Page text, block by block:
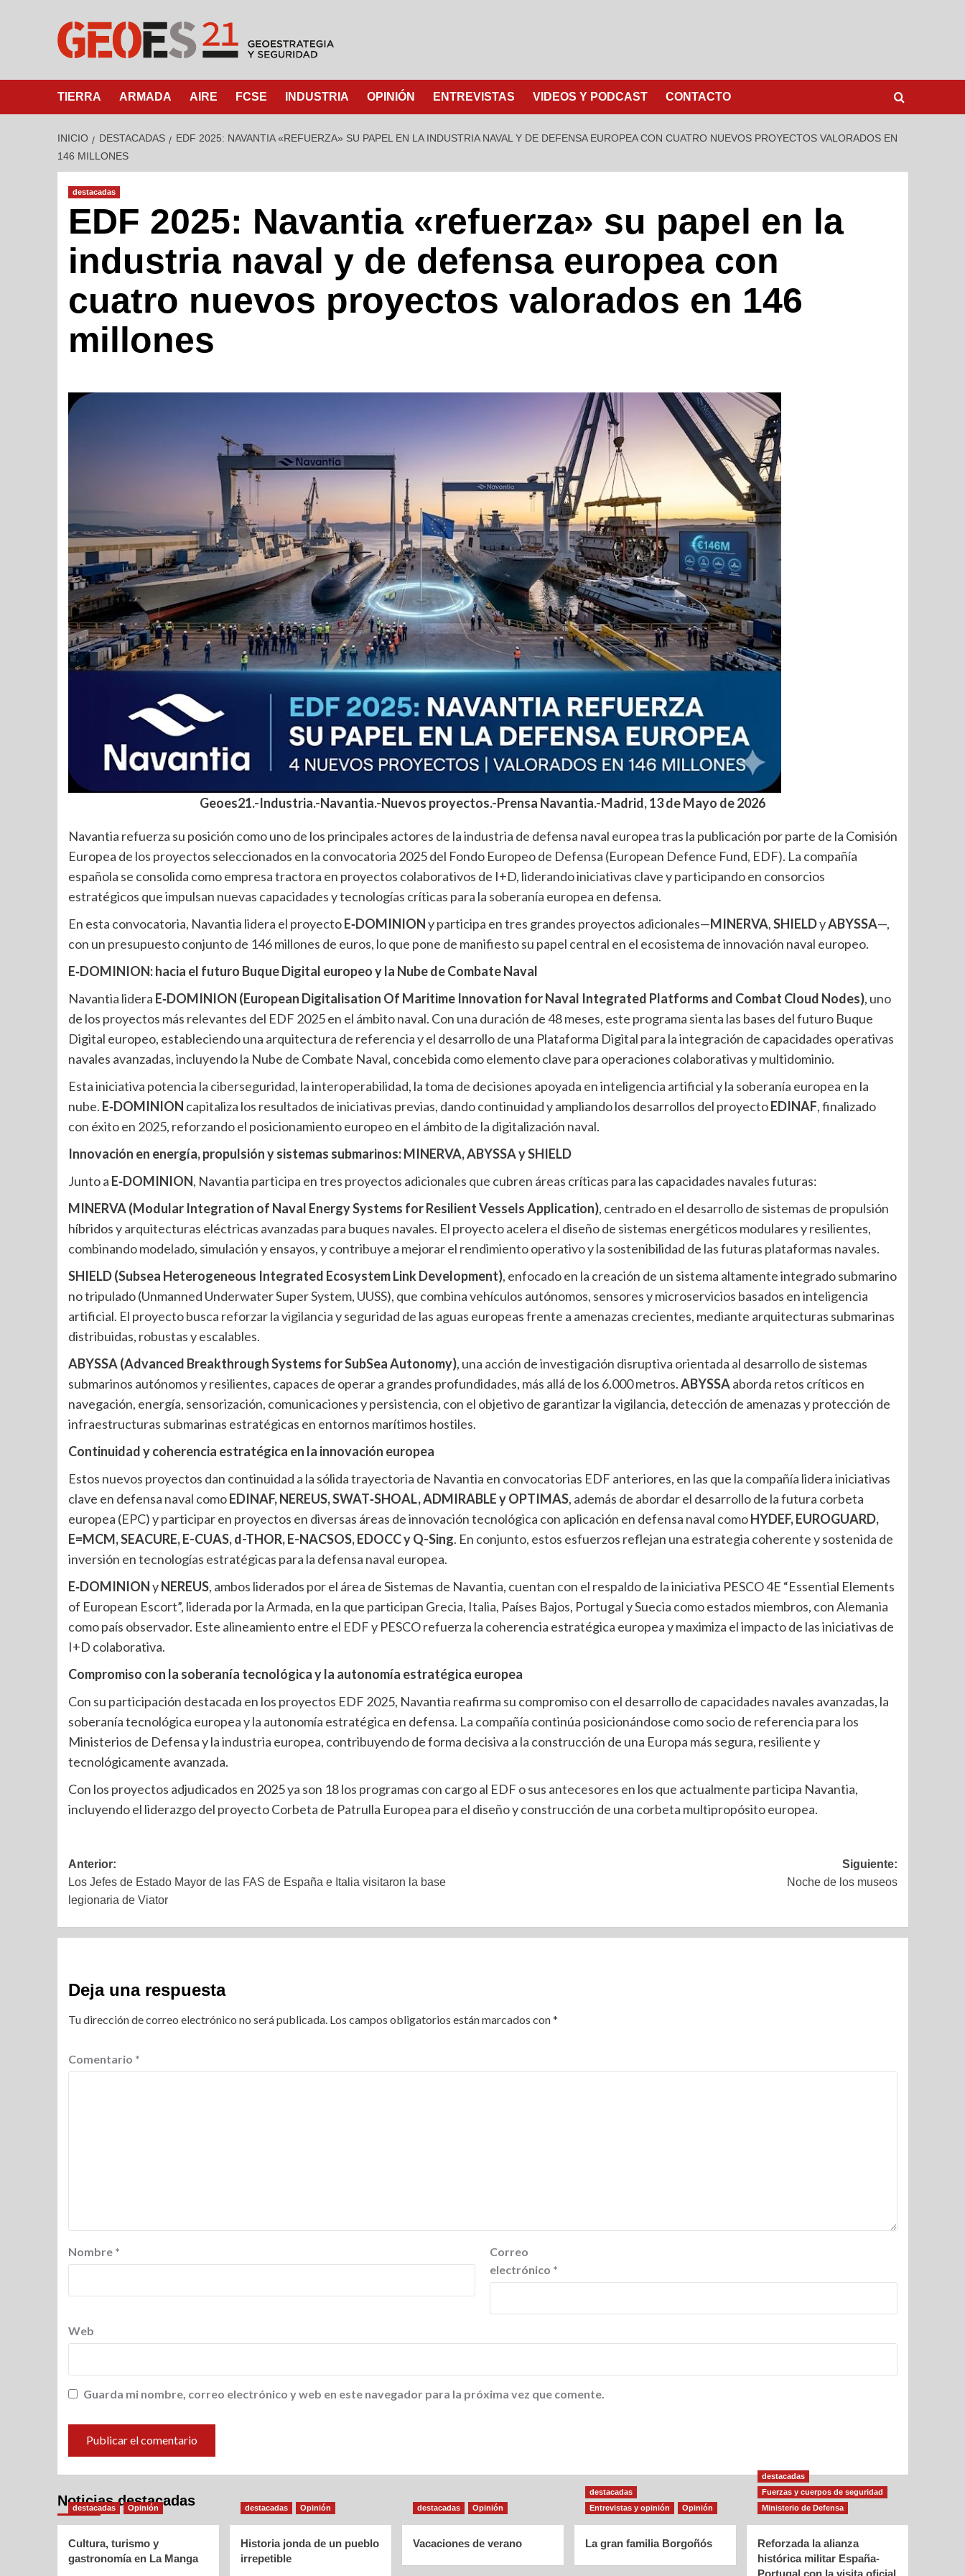
TIERRA ARMADA AIRE FCSE INDUSTRIA OPINIÓN ENTREVISTAS VIDEOS Y PODCAST CONTACTO
INICIO DESTACADAS
EDF 2025: NAVANTIA «REFUERZA» SU PAPEL EN LA INDUSTRIA NAVAL Y DE DEFENSA EUROPEA CON CUATRO NUEVOS PROYECTOS VALORADOS EN
146 MILLONES
destacadas
EDF 2025: Navantia «refuerza» su papel en la
industria naval y de defensa europea con
cuatro nuevos proyectos valorados en 146
millones
Geoes21.-Industria.-Navantia.-Nuevos proyectos.-Prensa Navantia.-Madrid, 13 de Mayo de 2026
Navantia refuerza su posición como uno de los principales actores de la industria de defensa naval europea tras la publicación por parte de la Comisión
Europea de los proyectos seleccionados en la convocatoria 2025 del Fondo Europeo de Defensa (European Defence Fund, EDF). La compañía
española se consolida como empresa tractora en proyectos colaborativos de I+D, liderando iniciativas clave y participando en consorcios
estratégicos que impulsan nuevas capacidades y tecnologías críticas para la soberanía europea en defensa.
En esta convocatoria, Navantia lidera el proyectoE‑DOMINIONy participa en tres grandes proyectos adicionales—MINERVA,SHIELDyABYSSA—,
con un presupuesto conjunto de 146 millones de euros, lo que pone de manifiesto su papel central en el ecosistema de innovación naval europeo.
E‑DOMINION: hacia el futuro Buque Digital europeo y la Nube de Combate Naval
Navantia lidera E‑DOMINION (European Digitalisation Of Maritime Innovation for Naval Integrated Platforms and Combat Cloud Nodes), uno
de los proyectos más relevantes del EDF 2025 en el ámbito naval. Con una duración de 48 meses, este programa sienta las bases del futuro Buque
Digital europeo, estableciendo una arquitectura de referencia y el desarrollo de una Plataforma Digital para la integración de capacidades operativas
navales avanzadas, incluyendo la Nube de Combate Naval, concebida como elemento clave para operaciones colaborativas y multidominio.
Esta iniciativa potencia la ciberseguridad, la interoperabilidad, la toma de decisiones apoyada en inteligencia artificial y la soberanía europea en la
nube. E‑DOMINION capitaliza los resultados de iniciativas previas, dando continuidad y ampliando los desarrollos del proyectoEDINAF, finalizado
con éxito en 2025, reforzando el posicionamiento europeo en el ámbito de la digitalización naval.
Innovación en energía, propulsión y sistemas submarinos: MINERVA, ABYSSA y SHIELD
Junto a E‑DOMINION, Navantia participa en tres proyectos adicionales que cubren áreas críticas para las capacidades navales futuras:
MINERVA (Modular Integration of Naval Energy Systems for Resilient Vessels Application), centrado en el desarrollo de sistemas de propulsión
híbridos y arquitecturas eléctricas avanzadas para buques navales. El proyecto acelera el diseño de sistemas energéticos modulares y resilientes,
combinando modelado, simulación y ensayos, y contribuye a mejorar el rendimiento operativo y la sostenibilidad de las futuras plataformas navales.
SHIELD (Subsea Heterogeneous Integrated Ecosystem Link Development), enfocado en la creación de un sistema altamente integrado submarino
no tripulado (Unmanned Underwater Super System, UUSS), que combina vehículos autónomos, sensores y microservicios basados en inteligencia
artificial. El proyecto busca reforzar la vigilancia y seguridad de las aguas europeas frente a amenazas crecientes, mediante arquitecturas submarinas
distribuidas, robustas y escalables.
ABYSSA (Advanced Breakthrough Systems for SubSea Autonomy), una acción de investigación disruptiva orientada al desarrollo de sistemas
submarinos autónomos y resilientes, capaces de operar a grandes profundidades, más allá de los 6.000 metros.ABYSSAaborda retos críticos en
navegación, energía, sensorización, comunicaciones y persistencia, con el objetivo de garantizar la vigilancia, detección de amenazas y protección de
infraestructuras submarinas estratégicas en entornos marítimos hostiles.
Continuidad y coherencia estratégica en la innovación europea
Estos nuevos proyectos dan continuidad a la sólida trayectoria de Navantia en convocatorias EDF anteriores, en las que la compañía lidera iniciativas
clave en defensa naval comoEDINAF, NEREUS, SWAT‑SHOAL, ADMIRABLE y OPTIMAS, además de abordar el desarrollo de la futura corbeta
europea (EPC) y participar en proyectos en diversas áreas de innovación tecnológica con aplicación en defensa naval comoHYDEF, EUROGUARD,
E=MCM, SEACURE, E-CUAS, d-THOR, E-NACSOS, EDOCC y Q-Sing. En conjunto, estos esfuerzos reflejan una estrategia coherente y sostenida de
inversión en tecnologías estratégicas para la defensa naval europea.
E‑DOMINIONyNEREUS, ambos liderados por el área de Sistemas de Navantia, cuentan con el respaldo de la iniciativa PESCO 4E “Essential Elements
of European Escort”, liderada por la Armada, en la que participan Grecia, Italia, Países Bajos, Portugal y Suecia como estados miembros, con Alemania
como país observador. Este alineamiento entre el EDF y PESCO refuerza la coherencia estratégica europea y maximiza el impacto de las iniciativas de
I+D colaborativa.
Compromiso con la soberanía tecnológica y la autonomía estratégica europea
Con su participación destacada en los proyectos EDF 2025, Navantia reafirma su compromiso con el desarrollo de capacidades navales avanzadas, la
soberanía tecnológica europea y la autonomía estratégica en defensa. La compañía continúa posicionándose como socio de referencia para los
Ministerios de Defensa y la industria europea, contribuyendo de forma decisiva a la construcción de una Europa más segura, resiliente y
tecnológicamente avanzada.
Con los proyectos adjudicados en 2025 ya son 18 los programas con cargo al EDF o sus antecesores en los que actualmente participa Navantia,
incluyendo el liderazgo del proyecto Corbeta de Patrulla Europea para el diseño y construcción de una corbeta multipropósito europea.
Anterior:
Los Jefes de Estado Mayor de las FAS de España e Italia visitaron la base
legionaria de Viator
Siguiente:
Noche de los museos
Deja una respuesta
Tu dirección de correo electrónico no será publicada. Los campos obligatorios están marcados con*
Comentario *
Nombre *
Correo
electrónico *
Web
Guarda mi nombre, correo electrónico y web en este navegador para la próxima vez que comente.
Noticias destacadas
destacadas Opinión
Cultura, turismo y
gastronomía en La Manga
destacadas Opinión
Historia jonda de un pueblo
irrepetible
destacadas Opinión
Vacaciones de verano
destacadas
Entrevistas y opinión
Opinión
La gran familia Borgoñós
destacadas
Fuerzas y cuerpos de seguridad
Ministerio de Defensa
Reforzada la alianza
histórica militar España-
Portugal con la visita oficial